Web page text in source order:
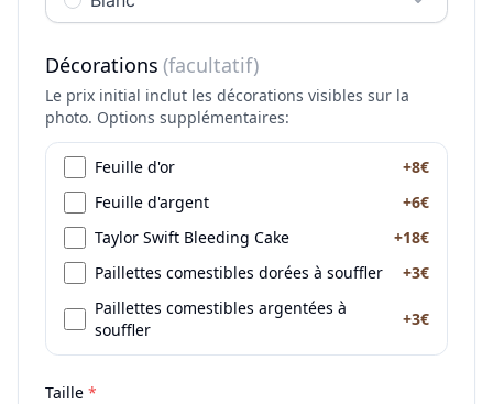
Décorations (facultatif)
Le prix initial inclut les décorations visibles sur la
photo. Options supplémentaires:
Feuille d'or
+8€
Feuille d'argent
+6€
Taylor Swift Bleeding Cake
+18€
Paillettes comestibles dorées à souffler
+3€
Paillettes comestibles argentées à
souffler
+3€
Taille *